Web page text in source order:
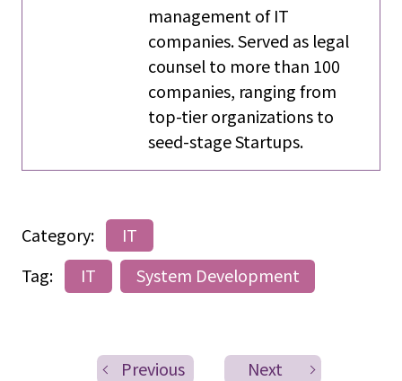
management of IT
companies. Served as legal
counsel to more than 100
companies, ranging from
top-tier organizations to
seed-stage Startups.
Category:
IT
Tag:
IT System Development
Previous Next